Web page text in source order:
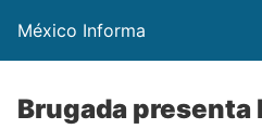
México Informa
Brugada presenta